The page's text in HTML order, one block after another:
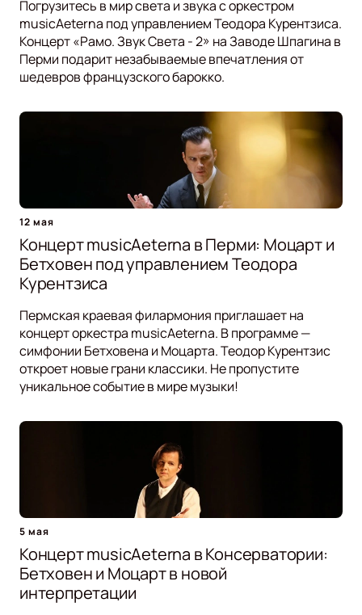
Погрузитесь в мир света и звука с оркестром
musicAeterna под управлением Теодора Курентзиса.
Концерт «Рамо. Звук Света - 2» на Заводе Шпагина в
Перми подарит незабываемые впечатления от
шедевров французского барокко.
12 мая
Концерт musicAeterna в Перми: Моцарт и
Бетховен под управлением Теодора
Курентзиса
Пермская краевая филармония приглашает на
концерт оркестра musicAeterna. В программе —
симфонии Бетховена и Моцарта. Теодор Курентзис
откроет новые грани классики. Не пропустите
уникальное событие в мире музыки!
5 мая
Концерт musicAeterna в Консерватории:
Бетховен и Моцарт в новой
интерпретации